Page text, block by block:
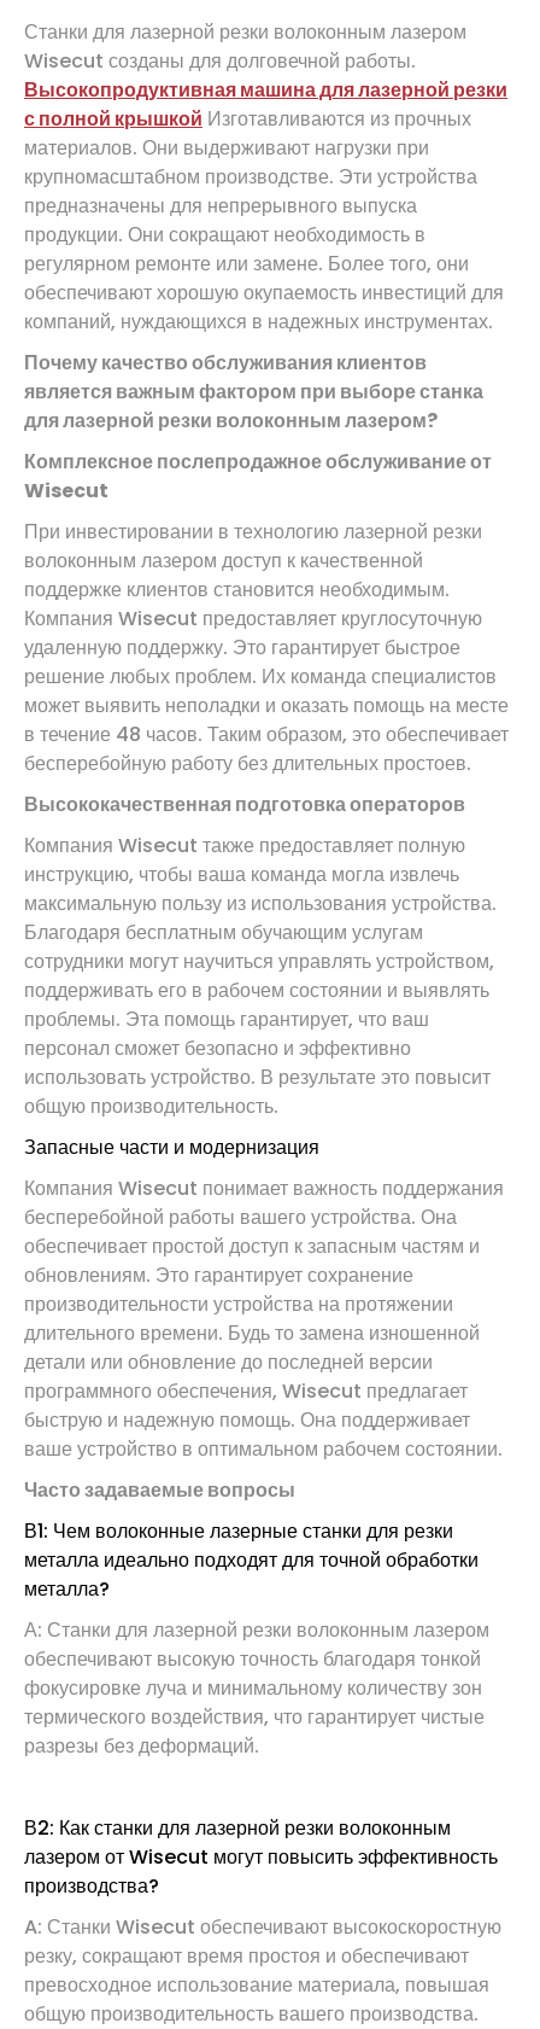
Станки для лазерной резки волоконным лазером
Wisecut созданы для долговечной работы.
Высокопродуктивная машина для лазерной резки
с полной крышкой Изготавливаются из прочных
материалов. Они выдерживают нагрузки при
крупномасштабном производстве. Эти устройства
предназначены для непрерывного выпуска
продукции. Они сокращают необходимость в
регулярном ремонте или замене. Более того, они
обеспечивают хорошую окупаемость инвестиций для
компаний, нуждающихся в надежных инструментах.
Почему качество обслуживания клиентов
является важным фактором при выборе станка
для лазерной резки волоконным лазером?
Комплексное послепродажное обслуживание от
Wisecut
При инвестировании в технологию лазерной резки
волоконным лазером доступ к качественной
поддержке клиентов становится необходимым.
Компания Wisecut предоставляет круглосуточную
удаленную поддержку. Это гарантирует быстрое
решение любых проблем. Их команда специалистов
может выявить неполадки и оказать помощь на месте
в течение 48 часов. Таким образом, это обеспечивает
бесперебойную работу без длительных простоев.
Высококачественная подготовка операторов
Компания Wisecut также предоставляет полную
инструкцию, чтобы ваша команда могла извлечь
максимальную пользу из использования устройства.
Благодаря бесплатным обучающим услугам
сотрудники могут научиться управлять устройством,
поддерживать его в рабочем состоянии и выявлять
проблемы. Эта помощь гарантирует, что ваш
персонал сможет безопасно и эффективно
использовать устройство. В результате это повысит
общую производительность.
Запасные части и модернизация
Компания Wisecut понимает важность поддержания
бесперебойной работы вашего устройства. Она
обеспечивает простой доступ к запасным частям и
обновлениям. Это гарантирует сохранение
производительности устройства на протяжении
длительного времени. Будь то замена изношенной
детали или обновление до последней версии
программного обеспечения, Wisecut предлагает
быструю и надежную помощь. Она поддерживает
ваше устройство в оптимальном рабочем состоянии.
Часто задаваемые вопросы
В1: Чем волоконные лазерные станки для резки
металла идеально подходят для точной обработки
металла?
А: Станки для лазерной резки волоконным лазером
обеспечивают высокую точность благодаря тонкой
фокусировке луча и минимальному количеству зон
термического воздействия, что гарантирует чистые
разрезы без деформаций.
В2: Как станки для лазерной резки волоконным
лазером от Wisecut могут повысить эффективность
производства?
A: Станки Wisecut обеспечивают высокоскоростную
резку, сокращают время простоя и обеспечивают
превосходное использование материала, повышая
общую производительность вашего производства.